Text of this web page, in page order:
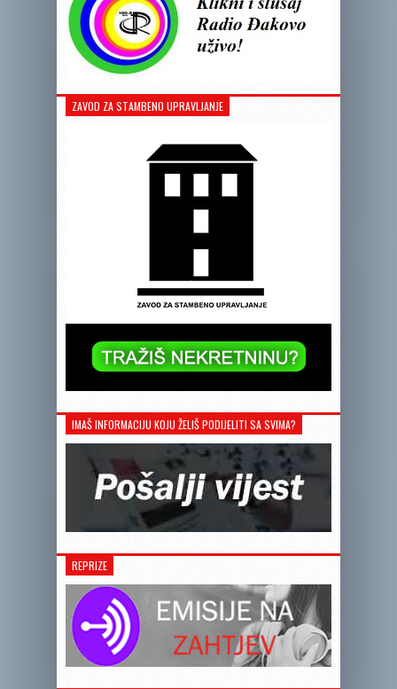
ZAVOD ZA STAMBENO UPRAVLJANJE
IMAŠ INFORMACIJU KOJU ŽELIŠ PODIJELITI SA SVIMA?
REPRIZE